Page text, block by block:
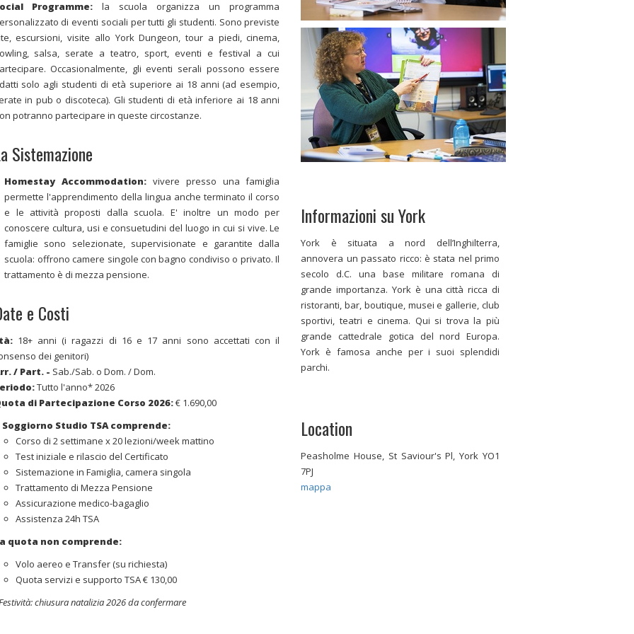
Programme:la scuola organizza un programma
di eventi sociali per tutti gli studenti. Sono previste
escursioni, visite allo York Dungeon, tour a piedi, cinema,
salsa, serate a teatro, sport, eventi e festival a cui
Occasionalmente, gli eventi serali possono essere
solo agli studenti di età superiore ai 18 anni (ad esempio,
in pub o discoteca). Gli studenti di età inferiore ai 18 anni
potranno partecipare in queste circostanze.
Sistemazione
Homestay Accommodation:vivere presso una famiglia
permette l'apprendimento della lingua anche terminato il corso
e le attività proposti dalla scuola. E' inoltre un modo per
conoscere cultura, usi e consuetudini del luogo in cui si vive. Le
famiglie sono selezionate, supervisionate e garantite dalla
scuola: offrono camere singole con bagno condiviso o privato. Il
trattamento è di mezza pensione.
e Costi
18+ anni (i ragazzi di 16 e 17 anni sono accettati con il
dei genitori)
/ Part. - Sab./Sab. o Dom. / Dom.
Tutto l'anno* 2026
di Partecipazione Corso 2026:€ 1.690,00
Soggiorno Studio TSA comprende:
Corso di 2 settimane x 20 lezioni/week mattino
Test iniziale e rilascio del Certificato
Sistemazione in Famiglia, camera singola
Trattamento di Mezza Pensione
Assicurazione medico-bagaglio
Assistenza 24h TSA
quota non comprende:
Volo aereo e Transfer (su richiesta)
Quota servizi e supporto TSA € 130,00
chiusura natalizia 2026 da confermare
Informazioni su York
York è situata a nord dell’Inghilterra,
annovera un passato ricco: è stata nel primo
secolo d.C. una base militare romana di
grande importanza. York è una città ricca di
ristoranti, bar, boutique, musei e gallerie, club
sportivi, teatri e cinema. Qui si trova la più
grande cattedrale gotica del nord Europa.
York è famosa anche per i suoi splendidi
parchi.
Location
Peasholme House, St Saviour's Pl, York YO1
7PJ
mappa